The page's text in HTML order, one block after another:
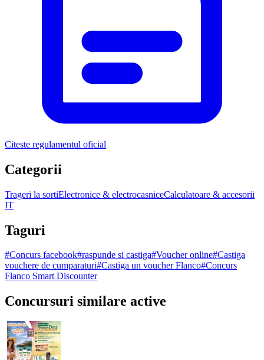
Citeste regulamentul oficial
Categorii
Trageri la sortiElectronice & electrocasniceCalculatoare & accesorii
IT
Taguri
#Concurs facebook#raspunde si castiga#Voucher online#Castiga
vouchere de cumparaturi#Castiga un voucher Flanco#Concurs
Flanco Smart Discounter
Concursuri similare active